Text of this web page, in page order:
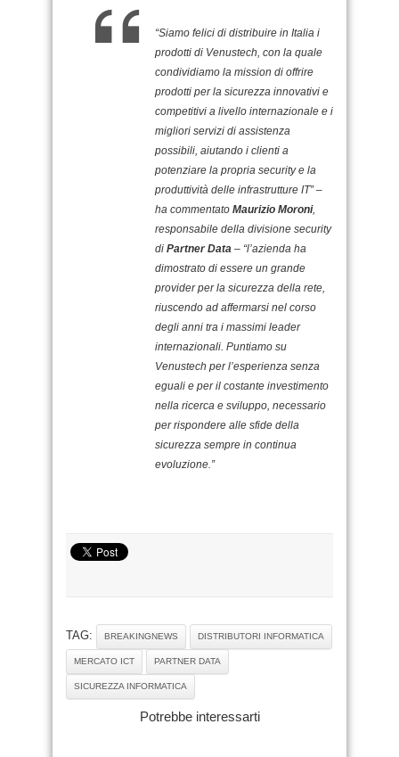
“Siamo felici di distribuire in Italia i
prodotti di Venustech, con la quale
condividiamo la mission di offrire
prodotti per la sicurezza innovativi e
competitivi a livello internazionale e i
migliori servizi di assistenza
possibili, aiutando i clienti a
potenziare la propria security e la
produttività delle infrastrutture IT” –
ha commentato Maurizio Moroni,
responsabile della divisione security
di Partner Data – “l’azienda ha
dimostrato di essere un grande
provider per la sicurezza della rete,
riuscendo ad affermarsi nel corso
degli anni tra i massimi leader
internazionali. Puntiamo su
Venustech per l’esperienza senza
eguali e per il costante investimento
nella ricerca e sviluppo, necessario
per rispondere alle sfide della
sicurezza sempre in continua
evoluzione.”
TAG: BREAKINGNEWS DISTRIBUTORI INFORMATICA
MERCATO ICT PARTNER DATA
SICUREZZA INFORMATICA
Potrebbe interessarti